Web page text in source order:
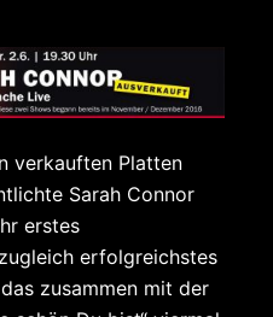
verkauften Platten
Sarah Connor
erstes
erfolgreichstes
zusammen mit der